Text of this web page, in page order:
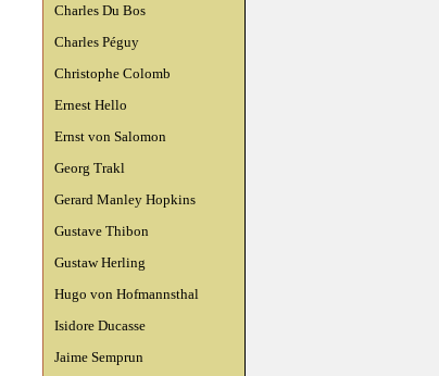
Charles Du Bos
Charles Péguy
Christophe Colomb
Ernest Hello
Ernst von Salomon
Georg Trakl
Gerard Manley Hopkins
Gustave Thibon
Gustaw Herling
Hugo von Hofmannsthal
Isidore Ducasse
Jaime Semprun